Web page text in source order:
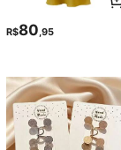
R$80,95